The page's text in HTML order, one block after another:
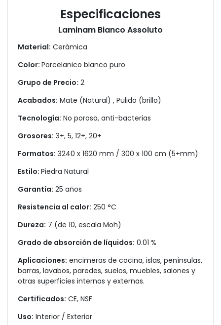
Especificaciones
Laminam Bianco Assoluto
Material: Cerámica
Color: Porcelanico blanco puro
Grupo de Precio: 2
Acabados: Mate (Natural) , Pulido (brillo)
Tecnología: No porosa, anti-bacterias
Grosores: 3+, 5, 12+, 20+
Formatos: 3240 x 1620 mm / 300 x 100 cm (5+mm)
Estilo: Piedra Natural
Garantía: 25 años
Resistencia al calor: 250 °C
Dureza: 7 (de 10, escala Moh)
Grado de absorción de líquidos: 0.01 %
Aplicaciones: encimeras de cocina, islas, penínsulas,
barras, lavabos, paredes, suelos, muebles, salones y
otras superficies internas y externas.
Certificados: CE, NSF
Uso: Interior / Exterior